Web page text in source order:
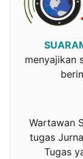
menyajikan
Wartawan
tugas
Tugas